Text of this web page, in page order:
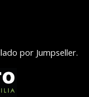
por Jumpseller.